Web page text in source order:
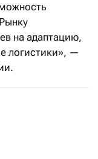
на адаптацию,
логистики», —